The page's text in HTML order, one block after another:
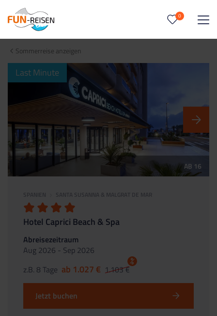
0
0Reise/n auf deiner Merkliste
Keine Reisen auf der Merkliste
Sommerreise anzeigen
Last Minute
AB 16
SPANIEN SANTA SUSANNA & MALGRAT DE MAR
Hotel Caprici Beach & Spa
Abreisezeitraum
Aug 2026 - Sep 2026
z.B. 8 Tage ab 1.027 € 1.103 €
%
Jetzt buchen